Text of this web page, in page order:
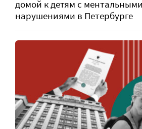
домой к детям с ментальными
нарушениями в Петербурге